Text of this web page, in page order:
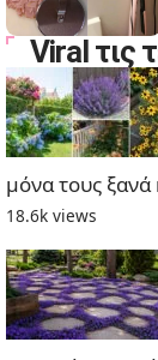
Viral τις
μόνα τους ξανά
18.6k views